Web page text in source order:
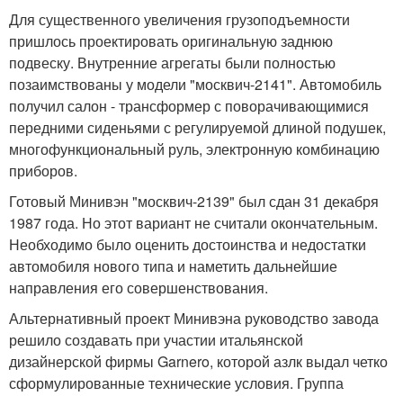
Для существенного увеличения грузоподъемности
пришлось проектировать оригинальную заднюю
подвеску. Внутренние агрегаты были полностью
позаимствованы у модели "москвич-2141". Автомобиль
получил салон - трансформер с поворачивающимися
передними сиденьями с регулируемой длиной подушек,
многофункциональный руль, электронную комбинацию
приборов.
Готовый Минивэн "москвич-2139" был сдан 31 декабря
1987 года. Но этот вариант не считали окончательным.
Необходимо было оценить достоинства и недостатки
автомобиля нового типа и наметить дальнейшие
направления его совершенствования.
Альтернативный проект Минивэна руководство завода
решило создавать при участии итальянской
дизайнерской фирмы Garnero, которой азлк выдал четко
сформулированные технические условия. Группа